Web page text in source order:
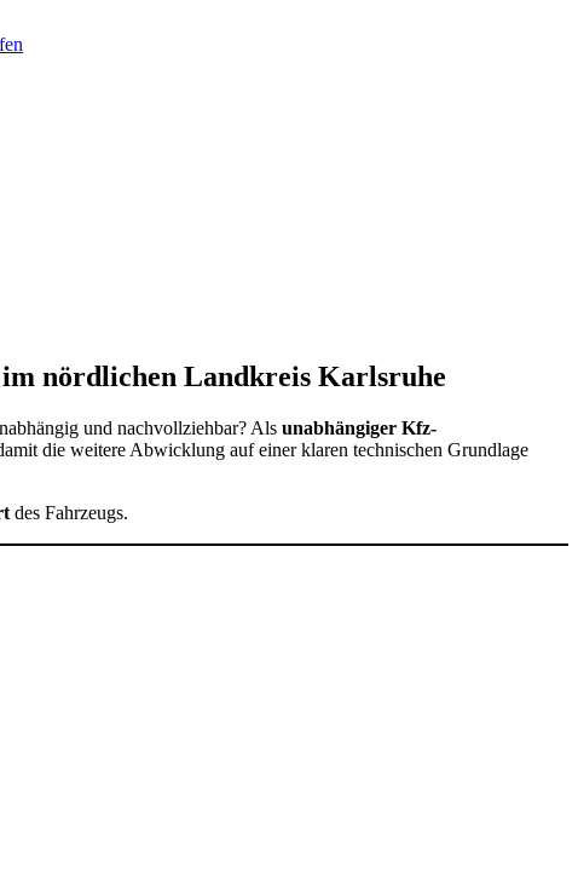
nördlichen Landkreis Karlsruhe
und nachvollziehbar? Als unabhängiger Kfz-
die weitere Abwicklung auf einer klaren technischen Grundlage
des Fahrzeugs.